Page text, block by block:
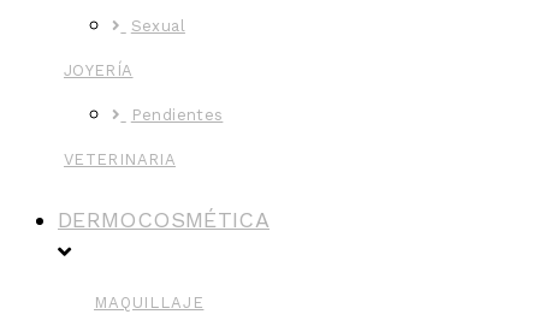
Sexual
JOYERÍA
Pendientes
VETERINARIA
DERMOCOSMÉTICA
MAQUILLAJE